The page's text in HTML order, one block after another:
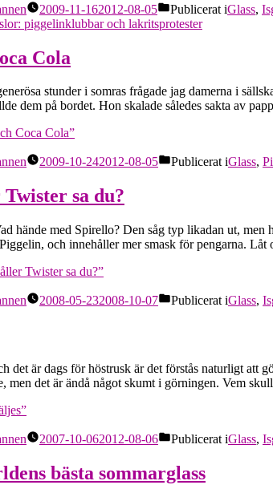
2009-11-162012-08-05 Publicerat iGlass,
piggelinklubbar och lakritsprotester
Cola
stunder i somras frågade jag damerna i
dem på bordet. Hon skalade således sakta av
Coca Cola”
2009-10-242012-08-05 Publicerat iGlass,
sa du?
hände med Spirello? Den såg typ likadan ut,
och innehåller mer smask för pengarna.
Twister sa du?”
2008-05-232008-10-07 Publicerat iGlass,
det är dags för höstrusk är det förstås naturligt att
men det är ändå något skumt i görningen. Vem
2007-10-062012-08-06 Publicerat iGlass,
bästa sommarglass